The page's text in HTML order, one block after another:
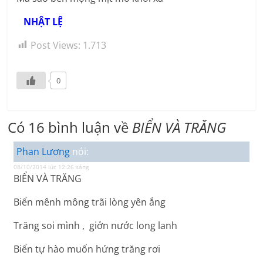
NHẬT LỆ
Post Views: 1.713
0
Có 16 bình luận về BIỂN VÀ TRĂNG
Phan Lương nói:
08/10/2014 lúc 12:26 sáng
BIỂN VÀ TRĂNG
Biển mênh mông trãi lòng yên ắng
Trăng soi mình , giởn nước long lanh
Biển tự hào muốn hứng trăng rơi